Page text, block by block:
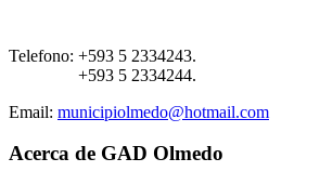
Telefono: +593 5 2334243.
+593 5 2334244.
Email: municipiolmedo@hotmail.com
Acerca de GAD Olmedo